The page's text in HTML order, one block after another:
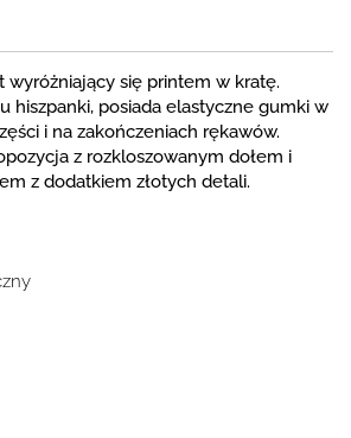
się printem w kratę.
hiszpanki, posiada elastyczne gumki w
i na zakończeniach rękawów.
z rozkloszowanym dołem i
z dodatkiem złotych detali.